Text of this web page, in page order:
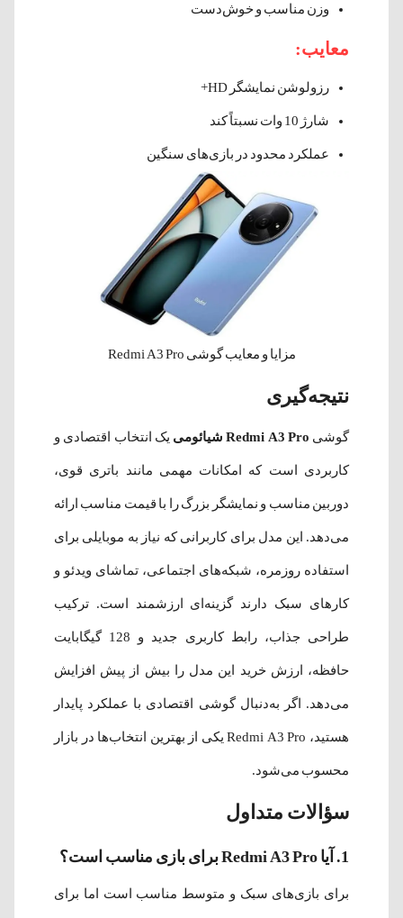
وزن مناسب و خوش‌دست
معایب:
رزولوشن نمایشگر HD+
شارژ 10 وات نسبتاً کند
عملکرد محدود در بازی‌های سنگین
مزایا و معایب گوشی Redmi A3 Pro
نتیجه‌گیری
گوشی Redmi A3 Pro شیائومی یک انتخاب اقتصادی و
کاربردی است که امکانات مهمی مانند باتری قوی،
دوربین مناسب و نمایشگر بزرگ را با قیمت مناسب ارائه
می‌دهد. این مدل برای کاربرانی که نیاز به موبایلی برای
استفاده روزمره، شبکه‌های اجتماعی، تماشای ویدئو و
کارهای سبک دارند گزینه‌ای ارزشمند است. ترکیب
طراحی جذاب، رابط کاربری جدید و 128 گیگابایت
حافظه، ارزش خرید این مدل را بیش از پیش افزایش
می‌دهد. اگر به‌دنبال گوشی اقتصادی با عملکرد پایدار
هستید، Redmi A3 Pro یکی از بهترین انتخاب‌ها در بازار
محسوب می‌شود.
سؤالات متداول
1. آیا Redmi A3 Pro برای بازی مناسب است؟
برای بازی‌های سبک و متوسط مناسب است اما برای